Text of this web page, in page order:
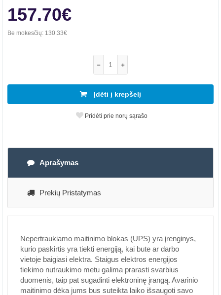
157.70€
Be mokesčių: 130.33€
Įdėti į krepšelį
Pridėti prie norų sąrašo
Aprašymas
Prekių Pristatymas
Nepertraukiamo maitinimo blokas (UPS) yra įrenginys,
kurio paskirtis yra tiekti energiją, kai bute ar darbo
vietoje baigiasi elektra. Staigus elektros energijos
tiekimo nutraukimo metu galima prarasti svarbius
duomenis, taip pat sugadinti elektroninę įrangą. Avarinio
maitinimo dėka jums bus suteikta laiko išsaugoti savo